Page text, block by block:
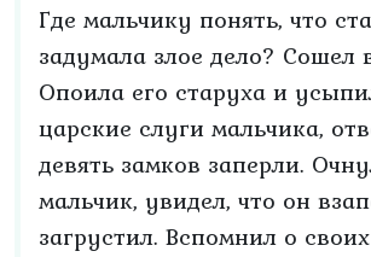
Где мальчику понять, что
задумала злое дело? Сошел
Опоила его старуха и
царские слуги мальчика,
девять замков заперли.
мальчик, увидел, что он
загрустил. Вспомнил о